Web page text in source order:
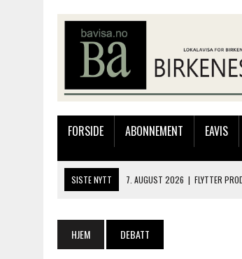
FORSIDE ABONNEMENT EAVIS
SISTE NYTT 7. AUGUST 2026 | FLYTTER
6. AUGUST 2026 | SOMMERÅPENT MED NY
HJEM DEBATT